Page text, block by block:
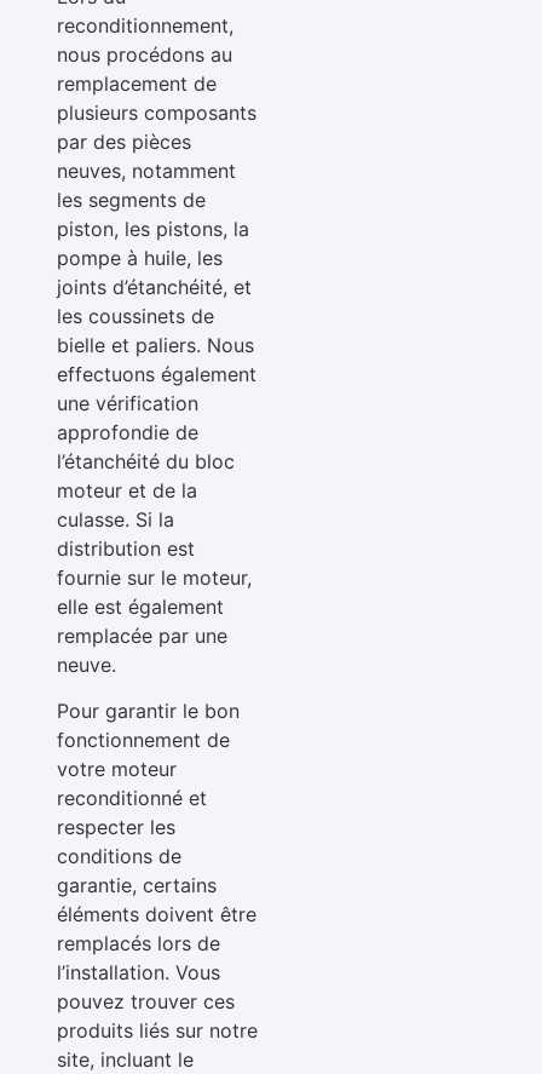
reconditionnement,
nous procédons au
remplacement de
plusieurs composants
par des pièces
neuves, notamment
les segments de
piston, les pistons, la
pompe à huile, les
joints d’étanchéité, et
les coussinets de
bielle et paliers. Nous
effectuons également
une vérification
approfondie de
l’étanchéité du bloc
moteur et de la
culasse. Si la
distribution est
fournie sur le moteur,
elle est également
remplacée par une
neuve.
Pour garantir le bon
fonctionnement de
votre moteur
reconditionné et
respecter les
conditions de
garantie, certains
éléments doivent être
remplacés lors de
l’installation. Vous
pouvez trouver ces
produits liés sur notre
site, incluant le